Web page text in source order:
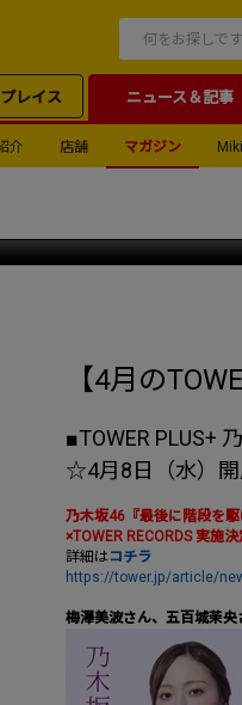
レイス ニュース＆記事
介 店舗 マガジン
【4月の
■TOWER PLUS+
☆4月8日（水）
乃木坂46『最後に階段を
×TOWER RECORDS 実施
詳細は コチラ
https://tower.jp/article/
梅澤美波さん、五百城茉